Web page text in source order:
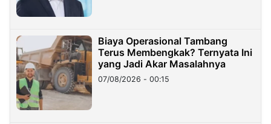
Biaya Operasional Tambang
Terus Membengkak? Ternyata Ini
yang Jadi Akar Masalahnya
07/08/2026 - 00:15